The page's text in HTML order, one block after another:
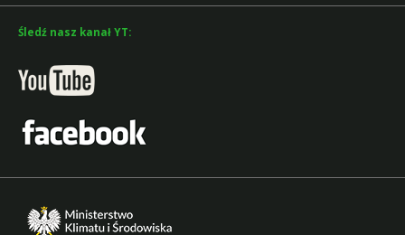
Śledź nasz kanał YT: